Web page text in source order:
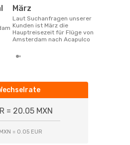
März
Laut Suchanfragen unserer
Kunden ist März die
Hauptreisezeit für Flüge von
Amsterdam nach Acapulco
= 20.05 MXN
= 0.05 EUR